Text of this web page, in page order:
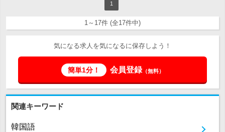
1
1～17件 (全17件中)
気になる求人を気になるに保存しよう！
簡単1分！ 会員登録（無料）
関連キーワード
韓国語